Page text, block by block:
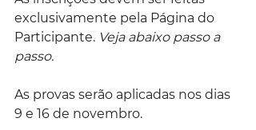
exclusivamente pela Página do
Participante. Veja abaixo passo a
passo.
As provas serão aplicadas nos dias
9 e 16 de novembro.